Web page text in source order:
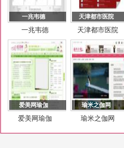
一兆韦德
一兆韦德
天津都市医院
天津都市医院
爱美网瑜伽
爱美网瑜伽
瑜米之伽网
瑜米之伽网